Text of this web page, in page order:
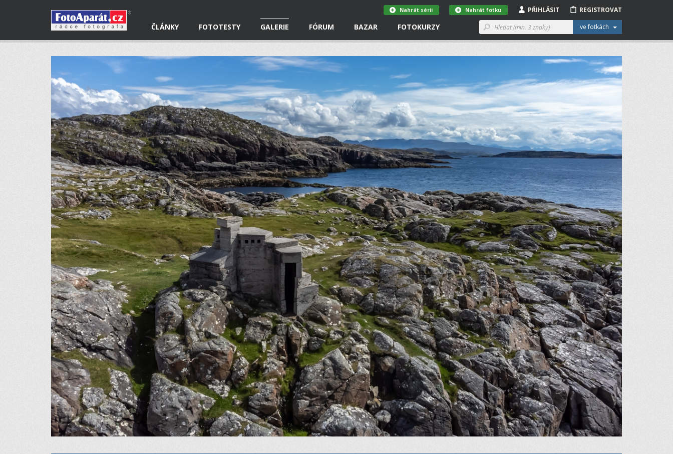
ČLÁNKY FOTOTESTY GALERIE FÓRUM BAZAR FOTOKURZY ve fotkách
REGISTROVAT
PŘIHLÁSIT
Nahrát fotku
Nahrát sérii